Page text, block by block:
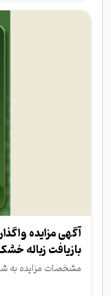
آگهی مزایده
بازیافت زباله
مشخصات مزایده به